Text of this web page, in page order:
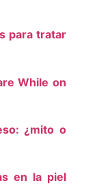
para tratar
While on
¿mito o
en la piel